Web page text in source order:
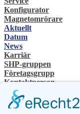
Konfigurator
Magnetomrörare
Aktuellt
Datum
News
Karriär
SHP-gruppen
Företagsgrupp
Kontaktperson
Kontakt
Återförsäljare
SHP Expertis